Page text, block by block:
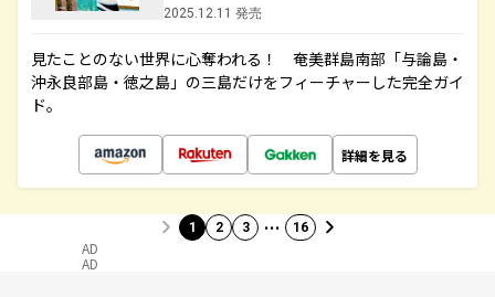
2025.12.11 発売
見たことのない世界に心奪われる！ 奄美群島南部「与論島・
沖永良部島・徳之島」の三島だけをフィーチャーした完全ガイ
ド。
詳細を見る
1 2 3 … 16
AD
AD